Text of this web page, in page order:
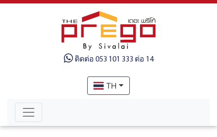
ติดต่อ 053 101 333 ต่อ 14
TH